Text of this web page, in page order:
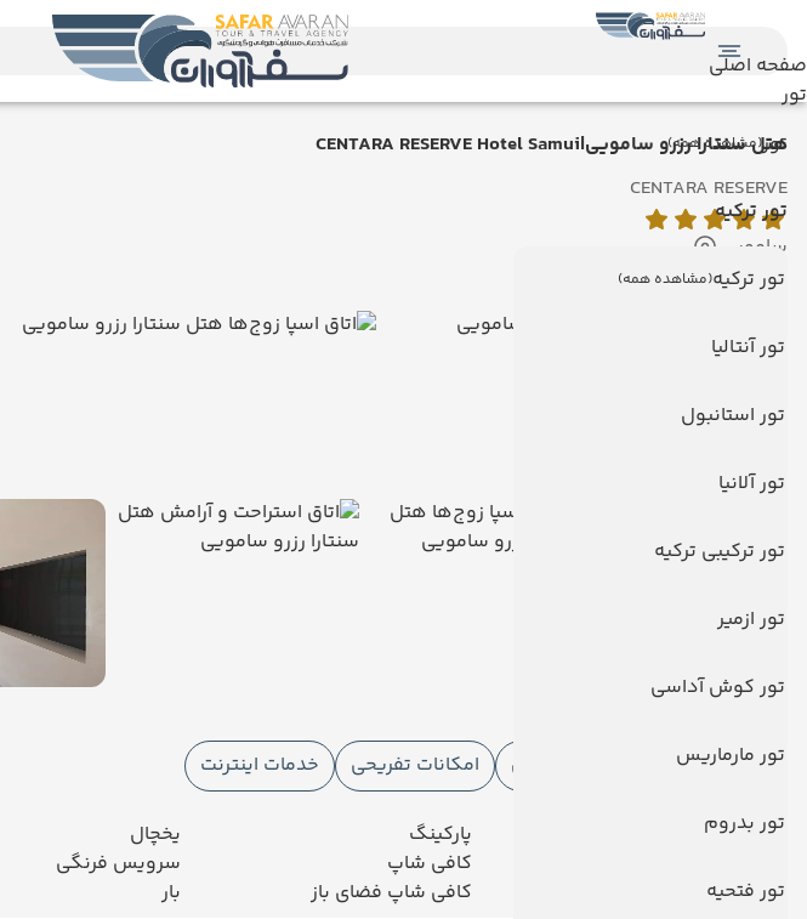
صفحه اصلی
تور
تور(مشاهده همه)
تور ترکیه
تور ترکیه(مشاهده همه)
تور آنتالیا
تور استانبول
تور آلانیا
تور ترکیبی ترکیه
تور ازمیر
تور کوش آداسی
تور مارماریس
تور بدروم
تور فتحیه
هتل سنتارا رزرو سامویی|CENTARA RESERVE Hotel Samui
CENTARA RESERVE
سامویی
نمایش روی نقشه
امکانات هتل
امکانات هتل
امکانات ورزشی امکانات تفریحی خدمات اینترنت
رستوران
رستوران فضای باز
پارکینگ
کافی شاپ
کافی شاپ فضای باز
یخچال
سرویس فرنگی
بار